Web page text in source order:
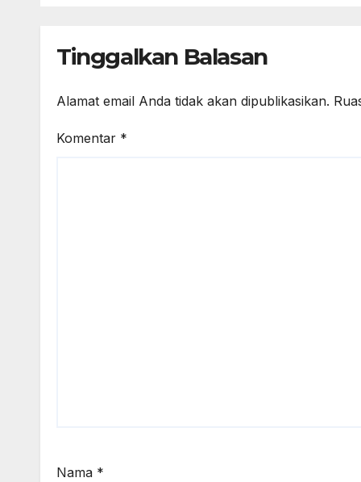
Tinggalkan Balasan
Alamat email Anda tidak akan dipublikasikan.
Komentar *
Nama *